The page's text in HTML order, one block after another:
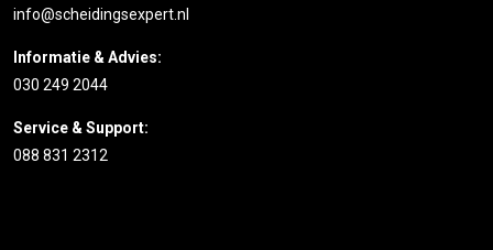
info@scheidingsexpert.nl
Informatie & Advies:
030 249 2044
Service & Support:
088 831 2312